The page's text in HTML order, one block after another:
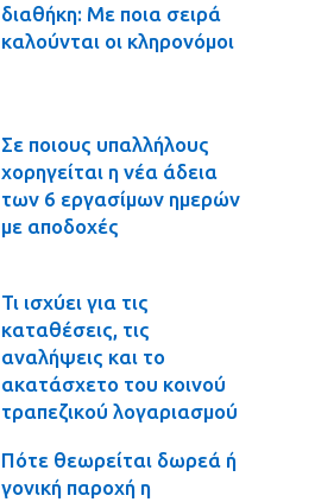
διαθήκη: Με ποια σειρά
καλούνται οι κληρονόμοι
Σε ποιους υπαλλήλους
χορηγείται η νέα άδεια
των 6 εργασίμων ημερών
με αποδοχές
Τι ισχύει για τις
καταθέσεις, τις
αναλήψεις και το
ακατάσχετο του κοινού
τραπεζικού λογαριασμού
Πότε θεωρείται δωρεά ή
γονική παροχή η